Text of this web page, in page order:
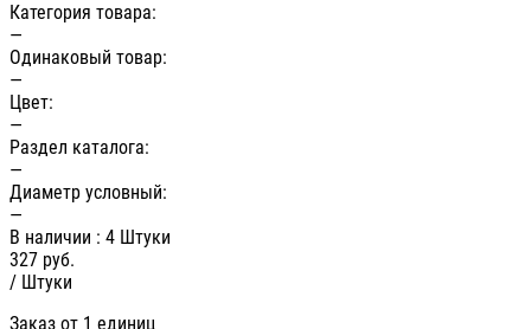
Категория товара:
—
Одинаковый товар:
—
Цвет:
—
Раздел каталога:
—
Диаметр условный:
—
В наличии : 4 Штуки
327 руб.
/ Штуки
Заказ от 1 единиц